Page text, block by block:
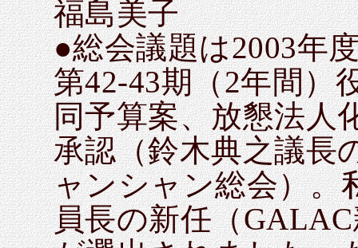
福島美子
●総会議題は2003年
第42-43期（2年間）
同予算案、放懇法人
承認（鈴木典之議長
ャンシャン総会）。
員長の新任（